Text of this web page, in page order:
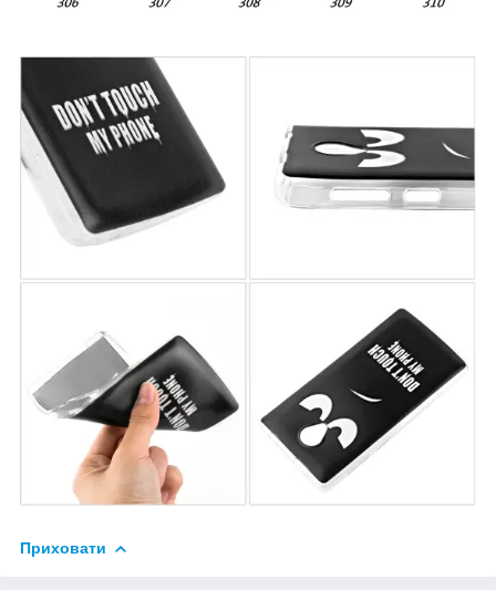
Приховати